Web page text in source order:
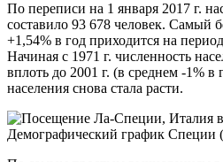
По переписи на 1 января 2017 г.
составило 93 678 человек. Самый
+1,54% в год приходится на
Начиная с 1971 г. численность
вплоть до 2001 г. (в среднем -1% в
населения снова стала расти.
Демографический график Специи